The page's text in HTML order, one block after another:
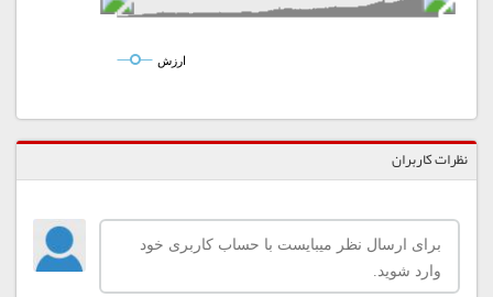
ارزش
نظرات کاربران